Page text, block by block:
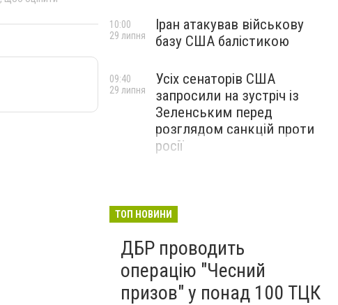
Іран атакував військову
базу США балістикою
10:00
29 липня
Усіх сенаторів США
запросили на зустріч із
Зеленським перед
розглядом санкцій проти
росії
09:40
29 липня
ТОП НОВИНИ
ДБР проводить
операцію "Чесний
призов" у понад 100 ТЦК